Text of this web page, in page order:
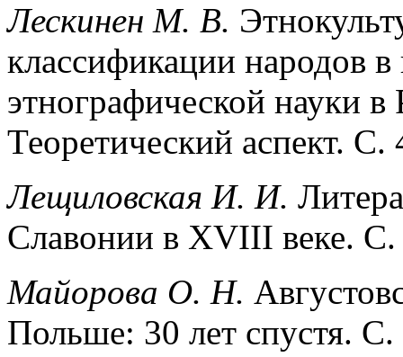
Лескинен М. В.
классификации народов
этнографической науки
Теоретический аспект.
Лещиловская И. И.
Славонии в XVIII веке.
Майорова О. Н.
Польше: 30 лет спустя.